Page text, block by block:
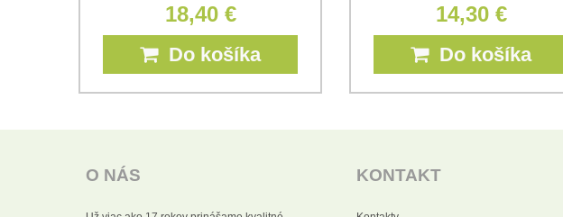
18,40 €
Do košíka
14,30 €
Do košíka
O NÁS KONTAKT